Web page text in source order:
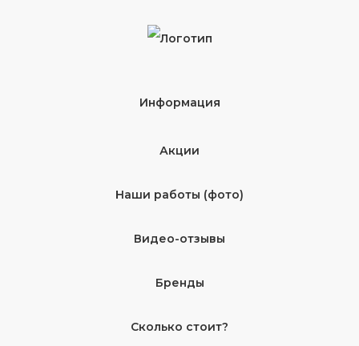
Информация
Акции
Наши работы (фото)
Видео-отзывы
Бренды
Сколько стоит?